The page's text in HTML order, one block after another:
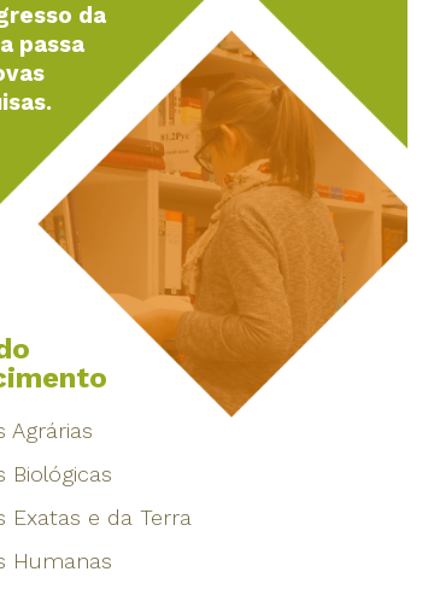
da
passa
Agrárias
Biológicas
Exatas e da Terra
Humanas